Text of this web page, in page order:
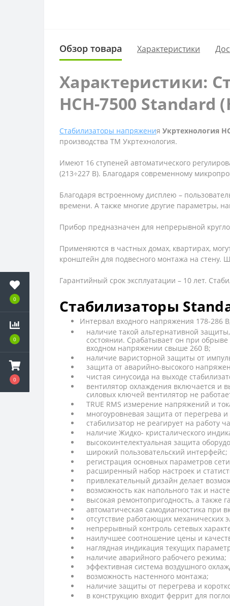
0
0
0
Обзор товара Характеристики
Характеристики:
НСН-7500 Standard
Стабилизаторы напряжения Укртехнология
производства ТМ Укртехнология.
Имеют 16 ступеней автоматического
(213÷227 В). Благодаря современному
Благодаря встроенному дисплею –
времени. А также многие другие параметры,
Прибор предназначен для непрерывной
Применяются в частных домах, квартирах,
кронштейн для подвесного монтажа на
Гарантийный срок эксплуатации – 10 лет.
Стабилизаторы
Интервал входного напряжения 178-286
наличие такой альтернативной
состоянии. Срабатывает он при
входном напряжении свыше 260 В;
наличие варисторной защиты от
защита от аварийно-высокого
чистая синусоида на выходе
вентилятор охлаждения включается и
силовых ключей вентилятор не
TRUE RMS измерение напряжений и
многоуровневая защита от перегрева и
стабилизатор не реагирует на работу
наличие Жидко- кристалического
высокоинтелектуальная защита
широкий пользовательский интерфейс;
регистрация основных параметров
расширенный набор настроек и
привлекательный дизайн делает
возможность как напольного так и
высокая ремонтопригодность, а также
автоматическая самодиагностика при
отсутствие работающих механических
непрерывный контроль сетевых
наилучшее соотношение цены и
наглядная индикация текущих
наличие аварийного рабочего режима;
эффективная система воздушного
возможность настенного монтажа;
наличие защиты от перегрева и
в конструкцию входит феррит для